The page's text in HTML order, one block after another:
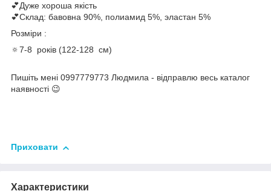
💕Дуже хороша якість
💕Склад: бавовна 90%, полиамид 5%, эластан 5%
Розміри :
🔅7-8 років (122-128 см)
Пишіть мені 0997779773 Людмила - відправлю весь каталог
наявності 😉
Приховати
Характеристики